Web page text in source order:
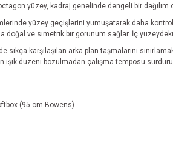
yüzey, kadraj genelinde dengeli bir
yüzey geçişlerini yumuşatarak daha
doğal ve simetrik bir görünüm sağlar. İç
karşılaşılan arka plan taşmalarını
ışık düzeni bozulmadan çalışma temposu
(95 cm Bowens)